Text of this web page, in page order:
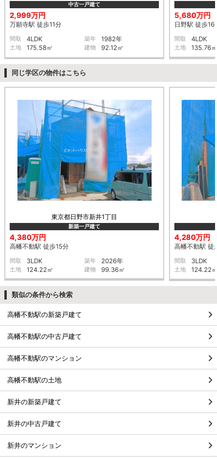
中古一戸建て
2,999万円
万願寺駅 徒歩11分
間取 4LDK 築年 1982年
土地 175.58㎡ 建物 92.12㎡
5,680万円
日野駅 徒歩16
間取 4LDK
土地 135.76㎡
同じ学区の物件はこちら
東京都日野市新井1丁目
新築一戸建て
4,380万円
高幡不動駅 徒歩15分
間取 3LDK 築年 2026年
土地 124.22㎡ 建物 99.36㎡
4,280万円
高幡不動駅 徒
間取 3LDK
土地 124.22
類似の条件から検索
高幡不動駅の新築戸建て
高幡不動駅の中古戸建て
高幡不動駅のマンション
高幡不動駅の土地
新井の新築戸建て
新井の中古戸建て
新井のマンション